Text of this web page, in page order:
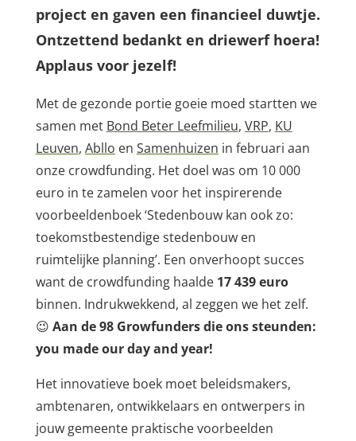
project en gaven een financieel duwtje.
Ontzettend bedankt en driewerf hoera!
Applaus voor jezelf!
Met de gezonde portie goeie moed startten we
samen met Bond Beter Leefmilieu, VRP, KU
Leuven, Abllo en Samenhuizen in februari aan
onze crowdfunding. Het doel was om 10 000
euro in te zamelen voor het inspirerende
voorbeeldenboek ‘Stedenbouw kan ook zo:
toekomstbestendige stedenbouw en
ruimtelijke planning’. Een onverhoopt succes
want de crowdfunding haalde 17 439 euro
binnen. Indrukwekkend, al zeggen we het zelf.
😉 Aan de 98 Growfunders die ons steunden:
you made our day and year!
Het innovatieve boek moet beleidsmakers,
ambtenaren, ontwikkelaars en ontwerpers in
jouw gemeente praktische voorbeelden